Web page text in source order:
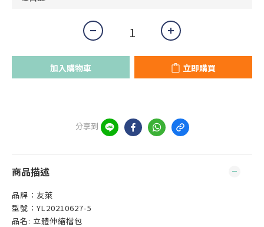
加入購物車 立即購買
分享到
商品描述
品牌：友萊
型號：YL20210627-5
品名: 立體伸縮檔包